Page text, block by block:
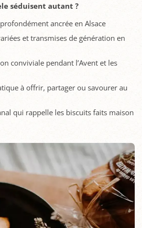
séduisent autant ?
ancrée en Alsace
et transmises de génération en
conviviale pendant l’Avent et les
à offrir, partager ou savourer au
qui rappelle les biscuits faits maison